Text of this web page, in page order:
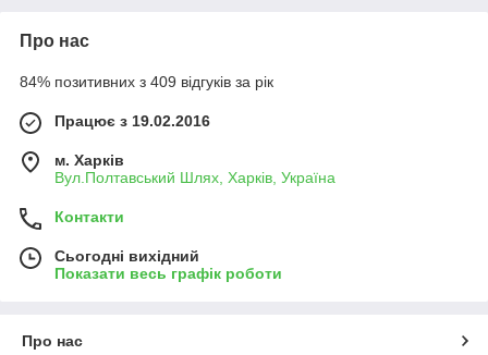
Про нас
84% позитивних з 409 відгуків за рік
Працює з 19.02.2016
м. Харків
Вул.Полтавський Шлях, Харків, Україна
Контакти
Сьогодні вихідний
Показати весь графік роботи
Про нас